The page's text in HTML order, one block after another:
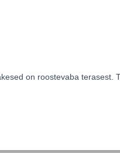
on roostevaba terasest.